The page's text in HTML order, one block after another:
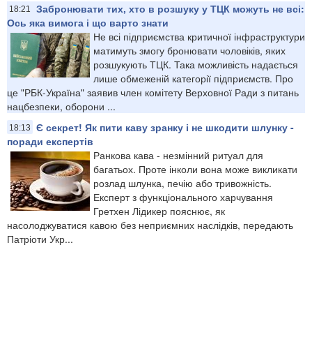
18:21
Забронювати тих, хто в розшуку у ТЦК можуть не всі:
Ось яка вимога і що варто знати
Не всі підприємства критичної інфраструктури
матимуть змогу бронювати чоловіків, яких
розшукують ТЦК. Така можливість надається
лише обмеженій категорії підприємств. Про
це "РБК-Україна" заявив член комітету Верховної Ради з питань
нацбезпеки, оборони ...
18:13
Є секрет! Як пити каву зранку і не шкодити шлунку -
поради експертів
Ранкова кава - незмінний ритуал для
багатьох. Проте інколи вона може викликати
розлад шлунка, печію або тривожність.
Експерт з функціонального харчування
Гретхен Лідикер пояснює, як
насолоджуватися кавою без неприємних наслідків, передають
Патріоти Укр...